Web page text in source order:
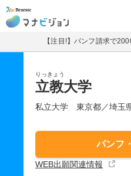
マナビジョン
【注目!】パンフ請求で
りっきょう
立教大学
私立大学 東京都／埼玉
パンフ
WEB出願関連情報